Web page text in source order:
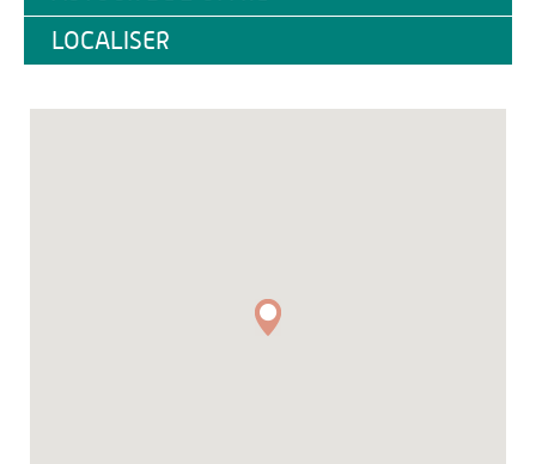
LOCALISER